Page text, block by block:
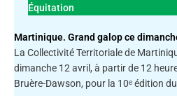
Équitation
Martinique. Grand galop ce
La Collectivité Territoriale de
dimanche 12 avril, à partir de 12
Bruère-Dawson, pour la 10ᵉ édition du